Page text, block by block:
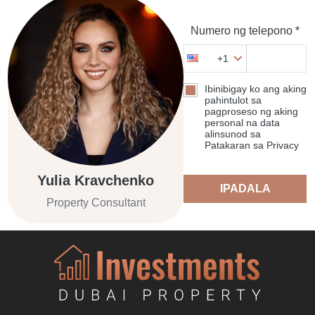
Yulia Kravchenko
Property Consultant
Numero ng telepono *
+1
Ibinibigay ko ang aking
pahintulot sa
pagproseso ng aking
personal na data
alinsunod sa
Patakaran sa Privacy
IPADALA